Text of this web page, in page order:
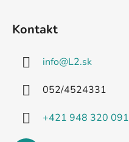
Kontakt
info@L2.sk
052/4524331
+421 948 320 091